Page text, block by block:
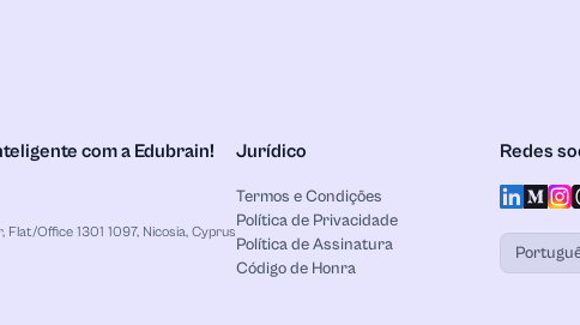
com a Edubrain!
Flat/Office 1301 1097, Nicosia, Cyprus
Jurídico
Termos e Condições
Política de Privacidade
Política de Assinatura
Código de Honra
Redes